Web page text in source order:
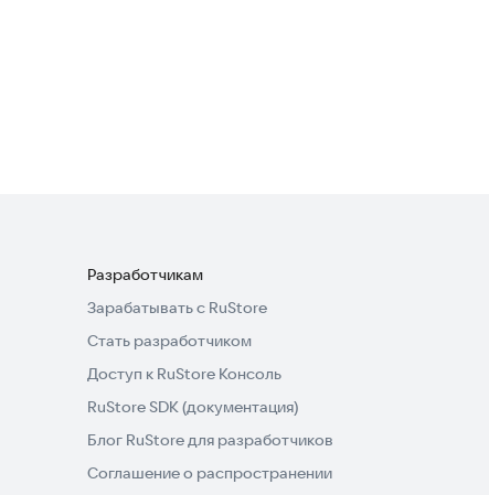
Разработчикам
Зарабатывать с RuStore
Стать разработчиком
Доступ к RuStore Консоль
RuStore SDK (документация)
Блог RuStore для разработчиков
Соглашение о распространении